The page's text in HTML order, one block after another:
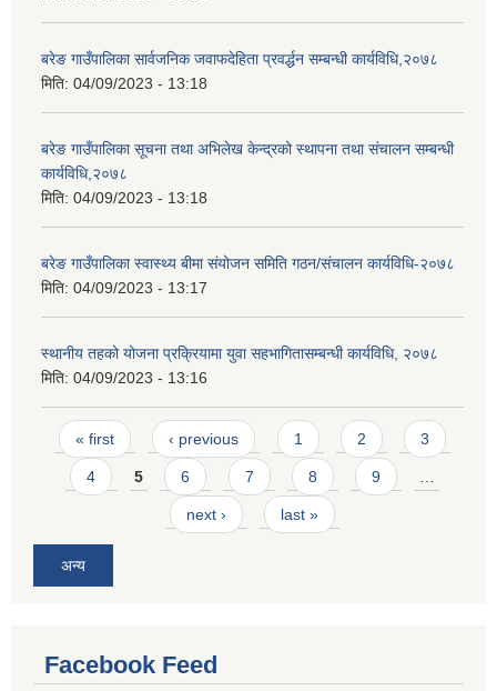
बरेङ गाउँपालिका सार्वजनिक जवाफदेहिता प्रवर्द्धन सम्बन्धी कार्यविधि,२०७८
मिति: 04/09/2023 - 13:18
बरेङ गाउँपालिका सूचना तथा अभिलेख केन्द्रको स्थापना तथा संचालन सम्बन्धी
कार्यविधि,२०७८
मिति: 04/09/2023 - 13:18
बरेङ गाउँपालिका स्वास्थ्य बीमा संयोजन समिति गठन/संचालन कार्यविधि-२०७८
मिति: 04/09/2023 - 13:17
स्थानीय तहको योजना प्रक्रियामा युवा सहभागितासम्बन्धी कार्यविधि, २०७८
मिति: 04/09/2023 - 13:16
Pages
« first ‹ previous 1 2 3
4 5 6 7 8 9
next › last »
अन्य
Facebook Feed